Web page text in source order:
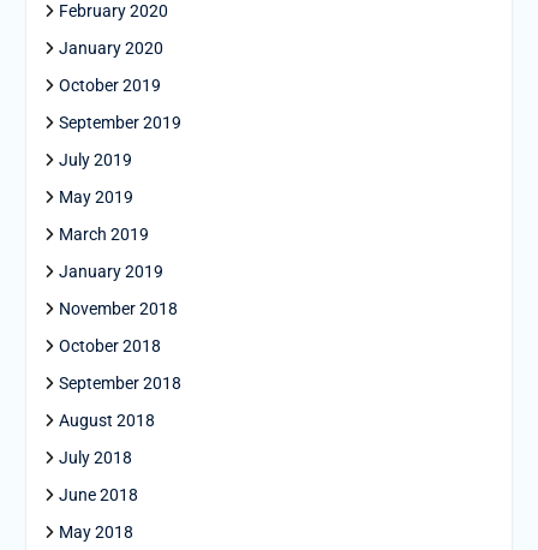
February 2020
January 2020
October 2019
September 2019
July 2019
May 2019
March 2019
January 2019
November 2018
October 2018
September 2018
August 2018
July 2018
June 2018
May 2018